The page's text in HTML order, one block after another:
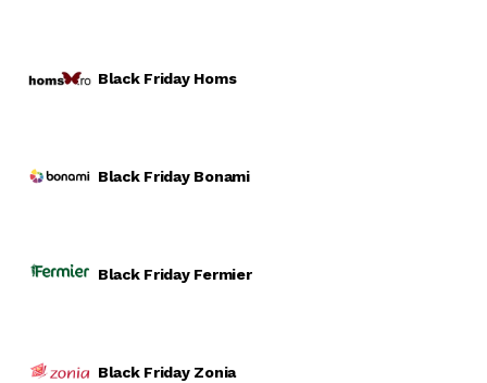
Black Friday Homs
Black Friday Bonami
Black Friday Fermier
Black Friday Zonia